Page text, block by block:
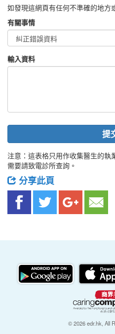
如發現這網頁有任何不準確的地方
有關事情
輸入資料
提
注意：這表格只用作收集醫生的
需要請致電診所查詢。
分享此頁
© 2026 edr.hk, All